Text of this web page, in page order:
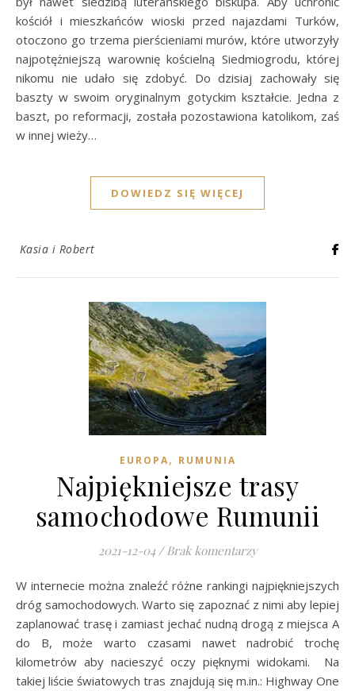
kościół i mieszkańców wioski przed najazdami Turków,
otoczono go trzema pierścieniami murów, które utworzyły
najpotężniejszą warownię kościelną Siedmiogrodu, której
nikomu nie udało się zdobyć. Do dzisiaj zachowały się
baszty w swoim oryginalnym gotyckim kształcie. Jedna z
baszt, po reformacji, została pozostawiona katolikom, zaś
w innej wieży…
DOWIEDZ SIĘ WIĘCEJ
Kasia i Robert
EUROPA, RUMUNIA
Najpiękniejsze trasy
samochodowe Rumunii
2021-12-04 / Brak komentarzy
W internecie można znaleźć różne rankingi najpiękniejszych
dróg samochodowych. Warto się zapoznać z nimi aby lepiej
zaplanować trasę i zamiast jechać nudną drogą z miejsca A
do B, może warto czasami nawet nadrobić trochę
kilometrów aby nacieszyć oczy pięknymi widokami. Na
takiej liście światowych tras znajdują się m.in.: Highway One